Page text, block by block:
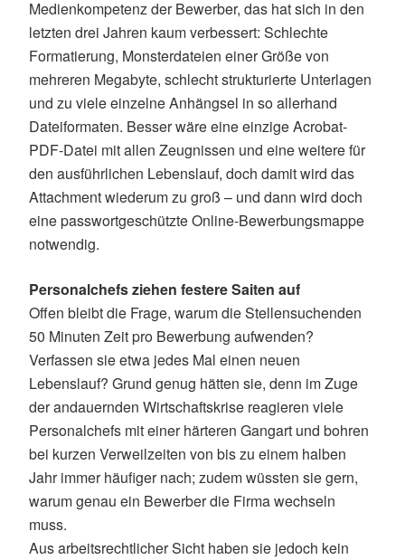
Medienkompetenz der Bewerber, das hat sich in den
letzten drei Jahren kaum verbessert: Schlechte
Formatierung, Monsterdateien einer Größe von
mehreren Megabyte, schlecht strukturierte Unterlagen
und zu viele einzelne Anhängsel in so allerhand
Dateiformaten. Besser wäre eine einzige Acrobat-
PDF-Datei mit allen Zeugnissen und eine weitere für
den ausführlichen Lebenslauf, doch damit wird das
Attachment wiederum zu groß – und dann wird doch
eine passwortgeschützte Online-Bewerbungsmappe
notwendig.
Personalchefs ziehen festere Saiten auf
Offen bleibt die Frage, warum die Stellensuchenden
50 Minuten Zeit pro Bewerbung aufwenden?
Verfassen sie etwa jedes Mal einen neuen
Lebenslauf? Grund genug hätten sie, denn im Zuge
der andauernden Wirtschaftskrise reagieren viele
Personalchefs mit einer härteren Gangart und bohren
bei kurzen Verweilzeiten von bis zu einem halben
Jahr immer häufiger nach; zudem wüssten sie gern,
warum genau ein Bewerber die Firma wechseln
muss.
Aus arbeitsrechtlicher Sicht haben sie jedoch kein